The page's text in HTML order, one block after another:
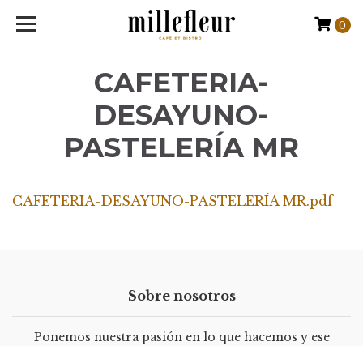
0
CAFETERIA-
DESAYUNO-
PASTELERÍA MR
CAFETERIA-DESAYUNO-PASTELERÍA MR.pdf
Sobre nosotros
Ponemos nuestra pasión en lo que hacemos y ese